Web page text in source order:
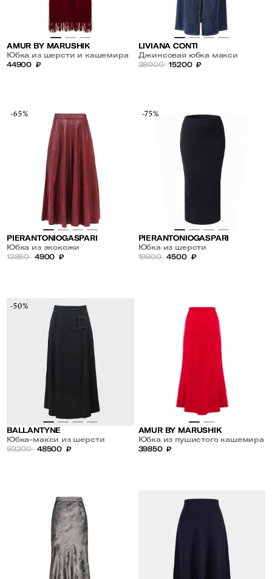
AMUR BY MARUSHIK
Юбка из шерсти и кашемира
с бахромой
44900 ₽
LIVIANA CONTI
Джинсовая юбка макси
38000 15200 ₽
-65%
PIERANTONIOGASPARI
Юбка из экокожи
13850 4900 ₽
-75%
PIERANTONIOGASPARI
Юбка из шерсти
19900 4500 ₽
-50%
BALLANTYNE
Юбка-макси из шерсти
93200 48500 ₽
AMUR BY MARUSHIK
Юбка из пушистого кашемира
39850 ₽